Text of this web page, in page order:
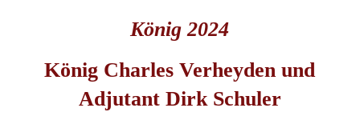
König 2024
König Charles Verheyden und
Adjutant Dirk Schuler